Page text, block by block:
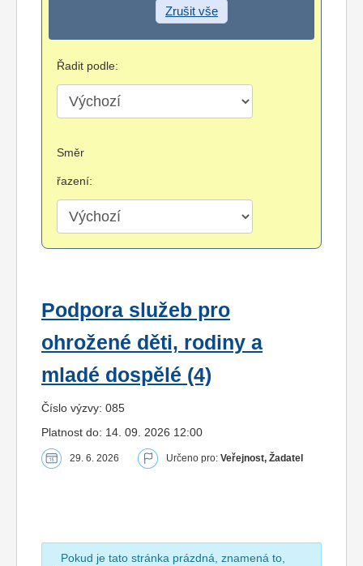
Zrušit vše
Řadit podle:
Směr
řazení:
Podpora služeb pro
ohrožené děti, rodiny a
mladé dospělé (4)
Číslo výzvy: 085
Platnost do: 14. 09. 2026 12:00
29. 6. 2026 Určeno pro: Veřejnost, Žadatel
Pokud je tato stránka prázdná, znamená to,